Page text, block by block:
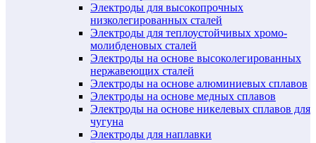
Электроды для высокопрочных
низколегированных сталей
Электроды для теплоустойчивых хромо-
молибденовых сталей
Электроды на основе высоколегированных
нержавеющих сталей
Электроды на основе алюминиевых сплавов
Электроды на основе медных сплавов
Электроды на основе никелевых сплавов для
чугуна
Электроды для наплавки